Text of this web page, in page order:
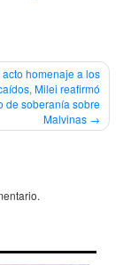
acto homenaje a los
Milei reafirmó
de soberanía sobre
Malvinas